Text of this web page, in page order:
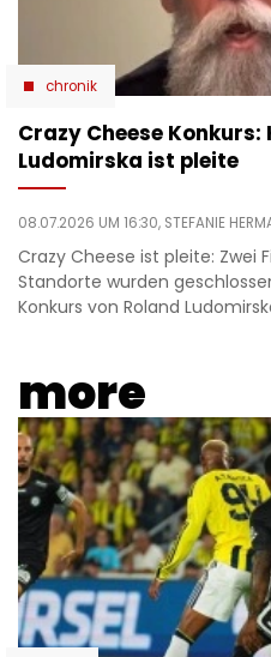
chronik
Crazy Cheese
Ludomirska ist pleite
08.07.2026 UM 16:30, STEFANIE
Crazy Cheese ist pleite: Zwei
Standorte wurden
Konkurs von Roland
more